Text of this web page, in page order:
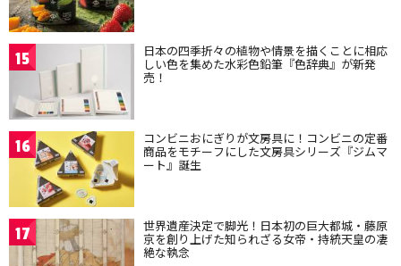
15 日本の四季折々の植物や情景を描くことに相応
しい色を集めた水彩色鉛筆『色辞典』が新発
売！
16 コンビニおにぎりが文房具に！コンビニの定番
商品をモチーフにした文房具シリーズ『ジムマ
ート』誕生
17 世界遺産決定で脚光！日本初の巨大都城・藤原
京を創り上げた知られざる女帝・持統天皇の凄
絶な執念